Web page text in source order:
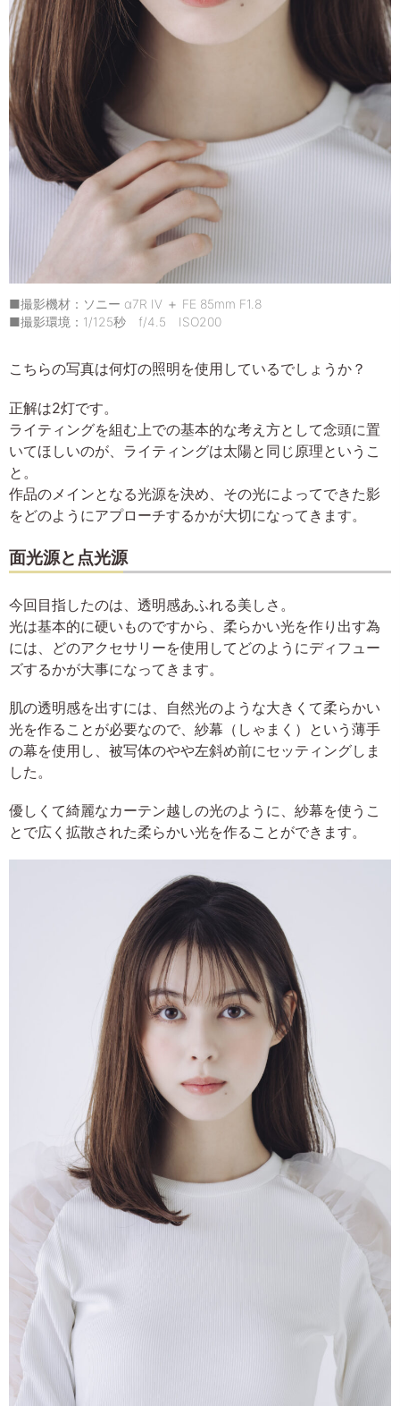
■撮影機材：ソニー α7R IV ＋ FE 85mm F1.8
■撮影環境：1/125秒 f/4.5 ISO200
こちらの写真は何灯の照明を使用しているでしょうか？
正解は2灯です。
ライティングを組む上での基本的な考え方として念頭に置
いてほしいのが、ライティングは太陽と同じ原理というこ
と。
作品のメインとなる光源を決め、その光によってできた影
をどのようにアプローチするかが大切になってきます。
面光源と点光源
今回目指したのは、透明感あふれる美しさ。
光は基本的に硬いものですから、柔らかい光を作り出す為
には、どのアクセサリーを使用してどのようにディフュー
ズするかが大事になってきます。
肌の透明感を出すには、自然光のような大きくて柔らかい
光を作ることが必要なので、紗幕（しゃまく）という薄手
の幕を使用し、被写体のやや左斜め前にセッティングしま
した。
優しくて綺麗なカーテン越しの光のように、紗幕を使うこ
とで広く拡散された柔らかい光を作ることができます。